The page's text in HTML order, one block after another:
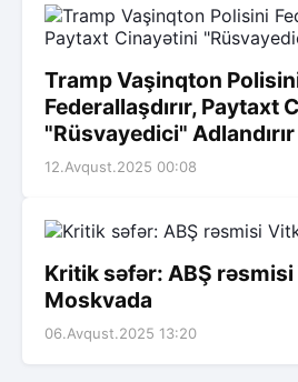
Tramp Vaşinqton
Federallaşdırır, Paytaxt
"Rüsvayedici" Adlandırır
12.Avqust.2025 00:08
Kritik səfər: ABŞ
Moskvada
06.Avqust.2025 13:20